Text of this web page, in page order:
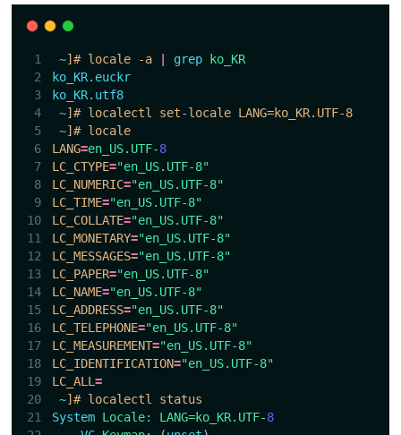
~]# locale -a grep
ko_KR
ko_KR.euckr
ko_KR.utf8
~]# localectl set-locale LANG=ko_KR.UTF-8
~]# locale
LANG=en_US.UTF-8
LC_CTYPE="en_US.UTF-8"
LC_NUMERIC="en_US.UTF-8"
LC_TIME="en_US.UTF-8"
LC_COLLATE="en_US.UTF-8"
LC_MONETARY="en_US.UTF-8"
LC_MESSAGES="en_US.UTF-8"
LC_PAPER="en_US.UTF-8"
LC_NAME="en_US.UTF-8"
LC_ADDRESS="en_US.UTF-8"
LC_TELEPHONE="en_US.UTF-8"
LC_MEASUREMENT="en_US.UTF-8"
LC_IDENTIFICATION="en_US.UTF-8"
LC_ALL=
~]# localectl status
System Locale: LANG=ko_KR.UTF-8